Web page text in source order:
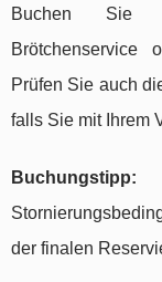
Buchen Sie
Brötchenservice
Prüfen Sie auch
falls Sie mit Ihrem
Buchungstipp:
der finalen